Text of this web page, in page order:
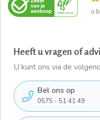
Heeft u vragen of
U kunt ons via de
Bel ons op
0575 - 51 41 49